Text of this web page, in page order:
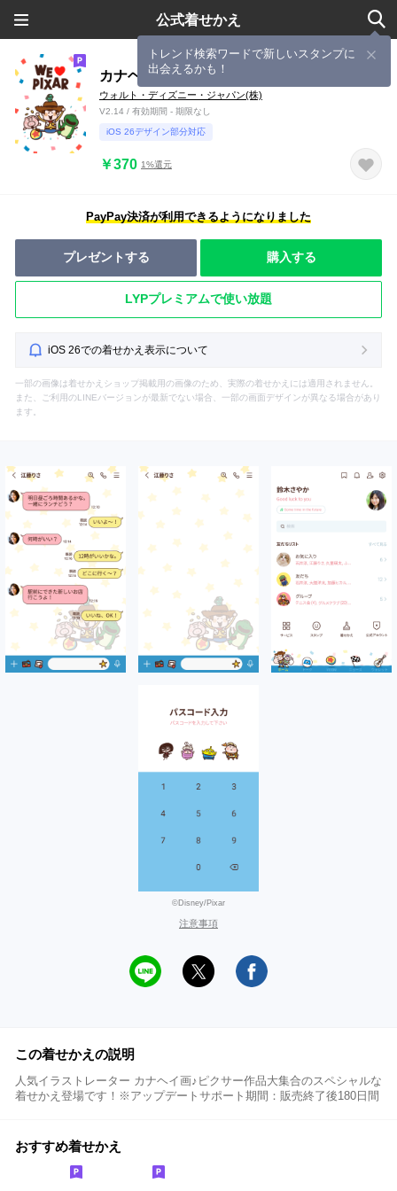
公式着せかえ
トレンド検索ワードで新しいスタンプに
出会えるかも！
カナヘイ画♪WE♡PIXAR
ウォルト・ディズニー・ジャパン(株)
V2.14 / 有効期間 - 期限なし
iOS 26デザイン部分対応
￥370 1%還元
PayPay決済が利用できるようになりました
プレゼントする 購入する
LYPプレミアムで使い放題
iOS 26での着せかえ表示について
一部の画像は着せかえショップ掲載用の画像のため、実際の着せかえには適用されません。
また、ご利用のLINEバージョンが最新でない場合、一部の画面デザインが異なる場合があり
ます。
©Disney/Pixar
注意事項
この着せかえの説明
人気イラストレーター カナヘイ画♪ピクサー作品大集合のスペシャルな
着せかえ登場です！※アップデートサポート期間：販売終了後180日間
おすすめ着せかえ